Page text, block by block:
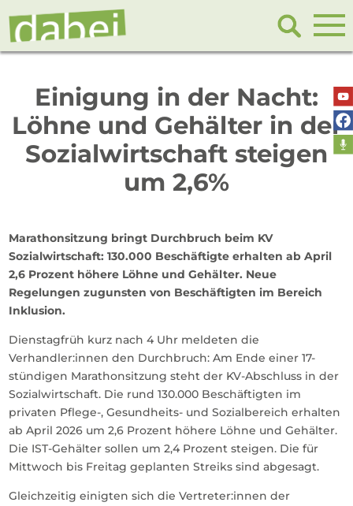
Einigung in der Nacht:
Löhne und Gehälter in der
Sozialwirtschaft steigen
um 2,6%
Marathonsitzung bringt Durchbruch beim KV
Sozialwirtschaft: 130.000 Beschäftigte erhalten ab April
2,6 Prozent höhere Löhne und Gehälter. Neue
Regelungen zugunsten von Beschäftigten im Bereich
Inklusion.
Dienstagfrüh kurz nach 4 Uhr meldeten die
Verhandler:innen den Durchbruch: Am Ende einer 17-
stündigen Marathonsitzung steht der KV-Abschluss in der
Sozialwirtschaft. Die rund 130.000 Beschäftigten im
privaten Pflege-, Gesundheits- und Sozialbereich erhalten
ab April 2026 um 2,6 Prozent höhere Löhne und Gehälter.
Die IST-Gehälter sollen um 2,4 Prozent steigen. Die für
Mittwoch bis Freitag geplanten Streiks sind abgesagt.
Gleichzeitig einigten sich die Vertreter:innen der